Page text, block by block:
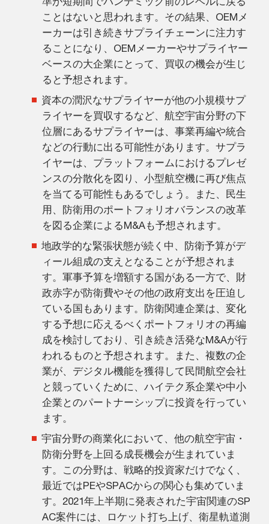
ことはないと思われます。その結果、OEMメ
ーカーは引き続きサプライチェーンに注力す
ることになり、OEMメーカーやサプライヤー
ベースの大企業にとって、買収の機会が生じ
ると予想されます。
資本の潤沢なサプライヤーが他の小規模サプ
ライヤーを買収するなど、航空宇宙分野の下
位層にあるサプライヤーは、事業再編や統合
などの行動に出る可能性があります。サプラ
イヤーは、プラットフォームにおけるプレゼ
ンスの分散化を図り、小型航空機に再び焦点
を当てる可能性もあるでしょう。また、民生
用、防衛用のポートフォリオバランスの改革
を図る企業によるM&Aも予想されます。
地政学的な緊張状態が続く中、防衛予算がデ
ィール組成の支えとなることが予想されま
す。軍事予算を増額する国がある一方で、財
政赤字が防衛費やその他の政府支出を圧迫し
ている国もあります。防衛関連企業は、変化
する予想に応えるべくポートフォリオの再編
成を検討しており、引き続き活発なM&Aが行
われるものと予想されます。また、複数の企
業が、デジタル機能を獲得して民間航空会社
と競っていくために、ハイテク系企業や中小
企業とのパートナーシップに投資を行ってい
ます。
宇宙分野の商業化において、他の航空宇宙・
防衛分野を上回る成長機会が生まれていま
す。この分野は、戦略的投資家だけでなく、
最近ではPEやSPACからの関心も集めていま
す。2021年上半期に発表された宇宙関連のSP
AC案件には、ロケット打ち上げ、衛星軌道測